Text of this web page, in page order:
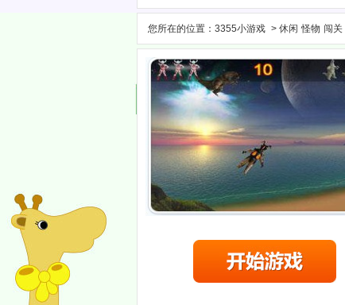
您所在的位置： 3355小游戏 > 休闲 怪物 闯关